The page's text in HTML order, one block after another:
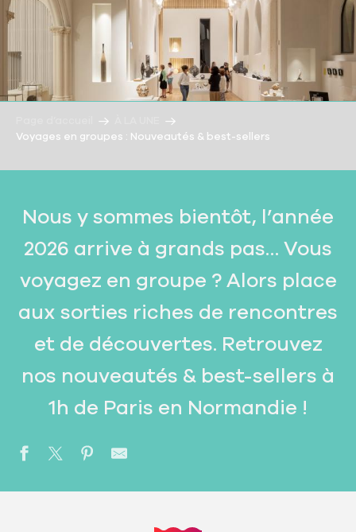
Voyages en groupes : Nouveautés & best-sellers
Nous y sommes bientôt, l’année
2026 arrive à grands pas… Vous
voyagez en groupe ? Alors place
aux sorties riches de rencontres
et de découvertes. Retrouvez
nos nouveautés & best-sellers à
1h de Paris en Normandie !